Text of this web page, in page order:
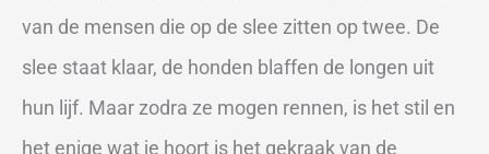
van de mensen die op de slee zitten op twee. De
slee staat klaar, de honden blaffen de longen uit
hun lijf. Maar zodra ze mogen rennen, is het stil en
het enige wat je hoort is het gekraak van de